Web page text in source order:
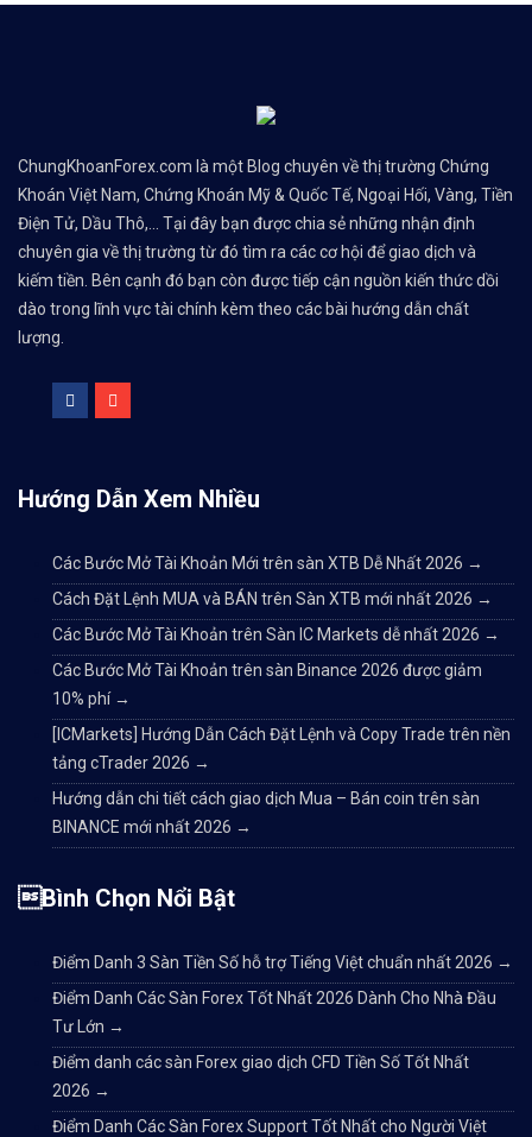
ChungKhoanForex.com là một Blog chuyên về thị trường Chứng
Khoán Việt Nam, Chứng Khoán Mỹ & Quốc Tế, Ngoại Hối, Vàng, Tiền
Điện Tử, Dầu Thô,... Tại đây bạn được chia sẻ những nhận định
chuyên gia về thị trường từ đó tìm ra các cơ hội để giao dịch và
kiếm tiền. Bên cạnh đó bạn còn được tiếp cận nguồn kiến thức dồi
dào trong lĩnh vực tài chính kèm theo các bài hướng dẫn chất
lượng.
Hướng Dẫn Xem Nhiều
Các Bước Mở Tài Khoản Mới trên sàn XTB Dễ Nhất 2026 →
Cách Đặt Lệnh MUA và BÁN trên Sàn XTB mới nhất 2026 →
Các Bước Mở Tài Khoản trên Sàn IC Markets dễ nhất 2026 →
Các Bước Mở Tài Khoản trên sàn Binance 2026 được giảm
10% phí →
[ICMarkets] Hướng Dẫn Cách Đặt Lệnh và Copy Trade trên nền
tảng cTrader 2026 →
Hướng dẫn chi tiết cách giao dịch Mua – Bán coin trên sàn
BINANCE mới nhất 2026 →
Bình Chọn Nổi Bật
Điểm Danh 3 Sàn Tiền Số hỗ trợ Tiếng Việt chuẩn nhất 2026 →
Điểm Danh Các Sàn Forex Tốt Nhất 2026 Dành Cho Nhà Đầu
Tư Lớn →
Điểm danh các sàn Forex giao dịch CFD Tiền Số Tốt Nhất
2026 →
Điểm Danh Các Sàn Forex Support Tốt Nhất cho Người Việt